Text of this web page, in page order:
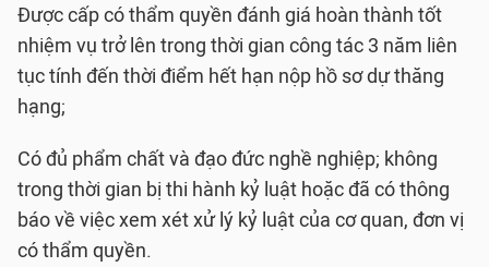
Được cấp có thẩm quyền đánh giá hoàn thành tốt
nhiệm vụ trở lên trong thời gian công tác 3 năm liên
tục tính đến thời điểm hết hạn nộp hồ sơ dự thăng
hạng;
Có đủ phẩm chất và đạo đức nghề nghiệp; không
trong thời gian bị thi hành kỷ luật hoặc đã có thông
báo về việc xem xét xử lý kỷ luật của cơ quan, đơn vị
có thẩm quyền.